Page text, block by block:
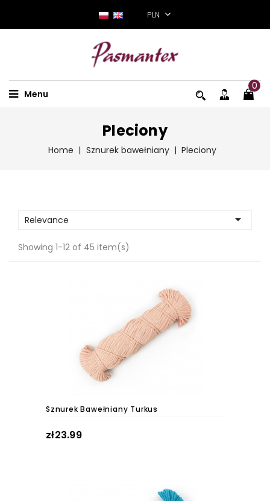
PLN
0
Menu
Pleciony
Home Sznurek bawełniany Pleciony
Relevance 
Showing 1-12 of 45 item(s)
Sznurek Bawełniany Turkus
zł23.99